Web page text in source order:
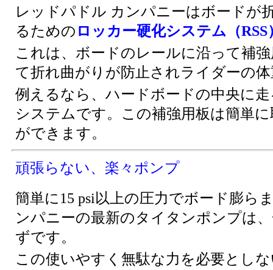
レッドパドル カンパニーはボードが
るための ロッカー硬化システム（RSS
これは、ボードのレールに沿って補
て折れ曲がりが防止されライダーの
例えるなら、ハードボードの中央に
システムです。この補強用板は簡単
ができます。
頑張らない、楽々ポンプ
簡単に15 psi以上の圧力でボード膨ら
ンパニーの最新のタイタンポンプは
ずです。
この使いやすく無駄な力を必要とし